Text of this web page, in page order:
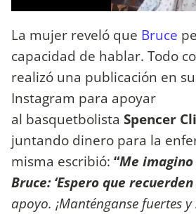
La mujer reveló que Bruce
capacidad de hablar. Todo
realizó una publicación en
Instagram para apoyar
al basquetbolista Spencer
juntando dinero para la
misma escribió: “Me
Bruce: ‘Espero que
apoyo. ¡Manténganse fuertes